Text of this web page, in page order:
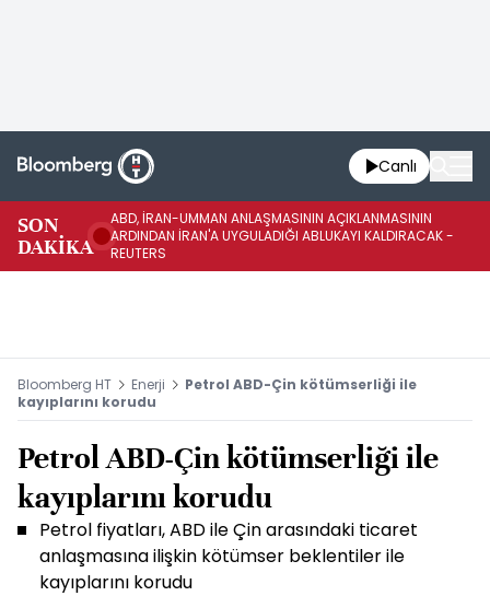
Canlı
SON
DAKİKA
ABD, İRAN-UMMAN ANLAŞMASININ AÇIKLANMASININ
ARDINDAN İRAN'A UYGULADIĞI ABLUKAYI KALDIRACAK -
REUTERS
Bloomberg HT Enerji
Petrol ABD-Çin kötümserliği ile
kayıplarını korudu
Petrol ABD-Çin kötümserliği ile
kayıplarını korudu
Petrol fiyatları, ABD ile Çin arasındaki ticaret
anlaşmasına ilişkin kötümser beklentiler ile
kayıplarını korudu